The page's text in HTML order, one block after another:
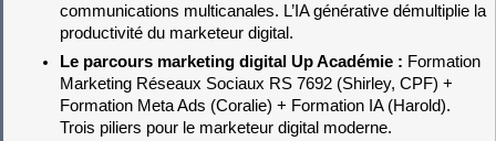
communications multicanales. L’IA générative démultiplie la
productivité du marketeur digital.
Le parcours marketing digital Up Académie : Formation
Marketing Réseaux Sociaux RS 7692 (Shirley, CPF) +
Formation Meta Ads (Coralie) + Formation IA (Harold).
Trois piliers pour le marketeur digital moderne.